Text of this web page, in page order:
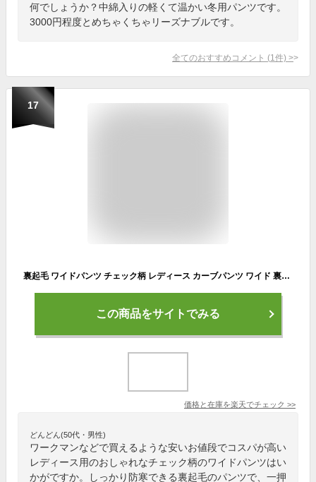
何でしょうか？中綿入りの軽くて温かい冬用パンツです。
3000円程度とめちゃくちゃリーズナブルです。
全てのおすすめコメント (1 件) >
17
裏起毛 ワイドパンツ チェック柄 レディース カーブパンツ ワイド 裏ボア もこもこ ふわふわ 厚手 あったか 裏起毛パンツ 秋 冬 ボトムス 防寒パンツ ゴムウエスト ゆったり 防寒 保温 暖かい 裏起毛カーブパンツ ハイウエスト カジュアル おしゃれ 【送料無料】
この商品をサイトでみる
価格と在庫を楽天でチェック >>
どんどん(50代・男性)
ワークマンなどで買えるような安いお値段でコスパが高い
レディース用のおしゃれなチェック柄のワイドパンツはい
かがですか。しっかり防寒できる裏起毛のパンツで、一押